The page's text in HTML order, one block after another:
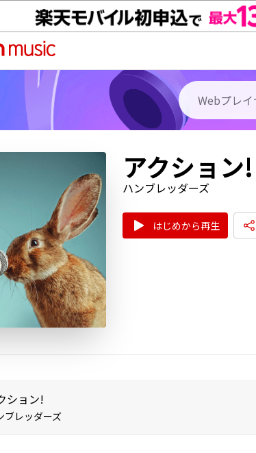
アクション!
ハンブレッダーズ
はじめから再生
ション!
ブレッダーズ